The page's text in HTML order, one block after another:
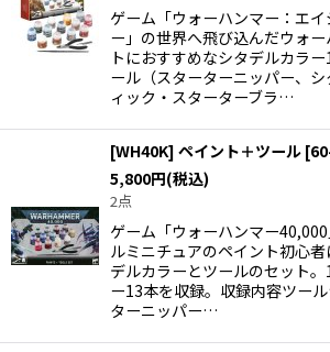
ゲーム「ウォーハンマー：エ
ー」の世界へ飛び込んだウォ
トにおすすめなシタデルカラ
ール（スターターニッパー、
ィック・スターターブラ…
[WH40K] ペイント＋ツール [
5,800円(税込)
2点
ゲーム「ウォーハンマー
ルミニチュアのペイント初心
デルカラーとツールのセット
ー13本を収録。収録内容ツー
ターニッパー…